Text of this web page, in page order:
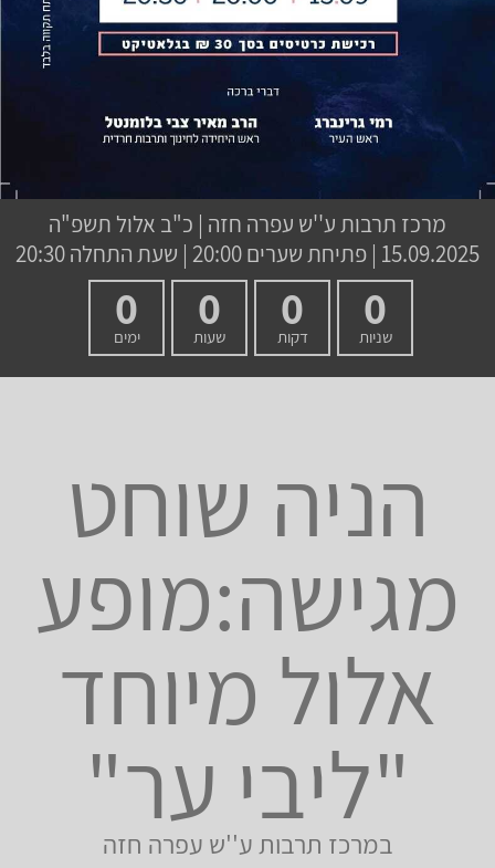
מרכז תרבות ע''ש עפרה חזה | כ"ב אלול תשפ"ה
15.09.2025 | פתיחת שערים 20:00 | שעת התחלה 20:30
0
שניות
0
דקות
0
שעות
0
ימים
הניה שוחט
מגישה:מופע
אלול מיוחד
"ליבי ער"
במרכז תרבות ע''ש עפרה חזה